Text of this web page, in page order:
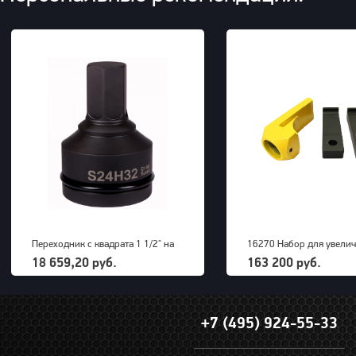
Переходник с квадрата 1 1/2" на
внешний шестигранник 32 мм
PNG (S24M32H)
18 659,20 руб.
16270 Набор для
радиуса снятия
грузовых машин до 63"
163 200 руб.
+7 (495) 924-55-33